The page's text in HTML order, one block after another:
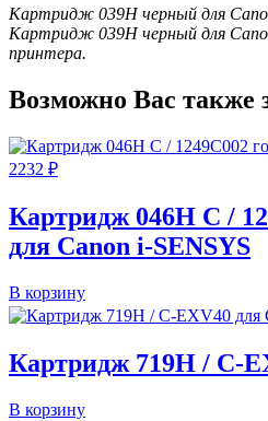
Картридж 039H черный для
Картридж 039H черный для
принтера.
Возможно Вас также
2232 ₽
Картридж 046H C /
для Canon i-SENSYS
В корзину
Картридж 719H / C-
В корзину